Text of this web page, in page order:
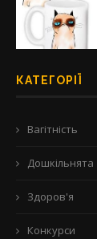
КАТЕГОРІЇ
Вагітність
Дошкільнята
Здоров'я
Конкурси